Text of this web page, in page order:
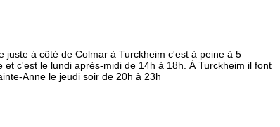
juste à côté de Colmar à Turckheim c'est à peine à 5
et c'est le lundi après-midi de 14h à 18h. À Turckheim il font
Anne le jeudi soir de 20h à 23h